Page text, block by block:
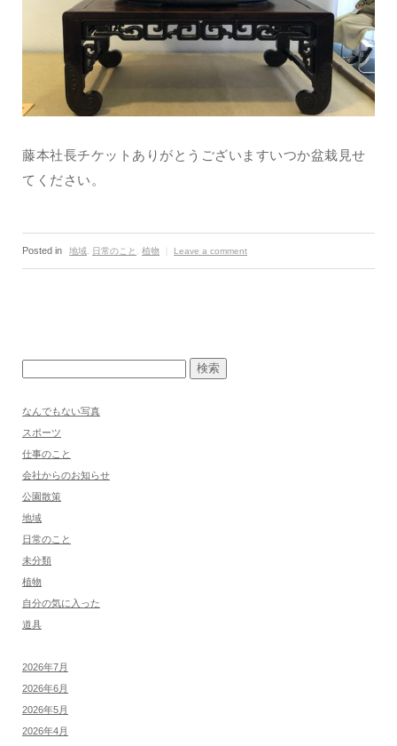
藤本社長チケットありがとうございますいつか盆栽見せ
てください。
Posted in 地域 日常のこと 植物 Leave a comment
なんでもない写真
スポーツ
仕事のこと
会社からのお知らせ
公園散策
地域
日常のこと
未分類
植物
自分の気に入った
道具
2026年7月
2026年6月
2026年5月
2026年4月